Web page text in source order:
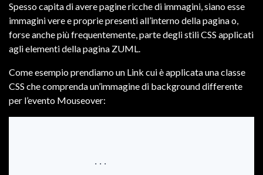
Spesso capita di avere pagine ricche di immagini, siano esse
immagini vere e proprie presenti all’interno della pagina o,
forse anche più frequentemente, parte degli stili CSS applicati
agli elementi della pagina ZUML.
Come esempio prendiamo un Link cui è applicata una classe
CSS che comprenda un’immagine di background differente
per l’evento Mouseover: